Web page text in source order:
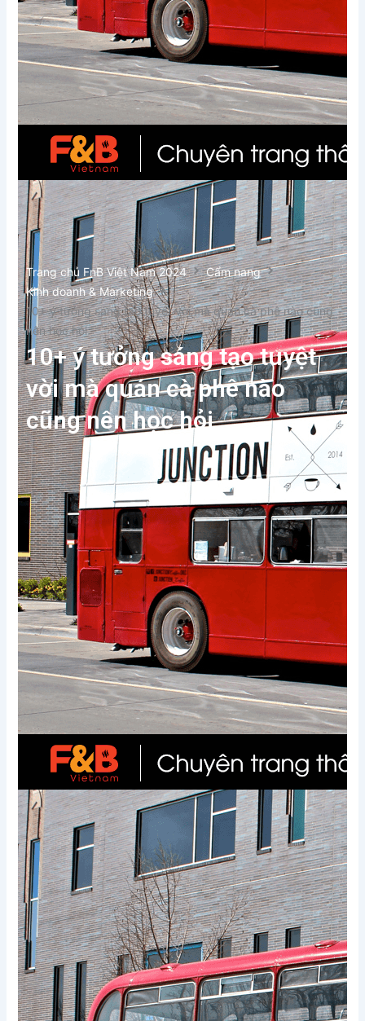
Trang chủ FnB Việt Nam 2024
Cẩm nang
Kinh doanh & Marketing
10+ ý tưởng sáng tạo tuyệt vời mà quán cà phê nào cũng
nên học hỏi
10+ ý tưởng sáng tạo tuyệt
vời mà quán cà phê nào
cũng nên học hỏi